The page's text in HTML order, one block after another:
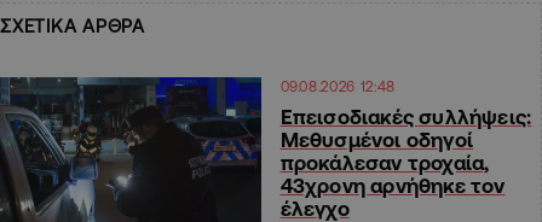
ΣΧΕΤΙΚΑ ΑΡΘΡΑ
09.08.2026 12:48
Επεισοδιακές συλλήψεις:
Μεθυσμένοι οδηγοί
προκάλεσαν τροχαία,
43χρονη αρνήθηκε τον
έλεγχο